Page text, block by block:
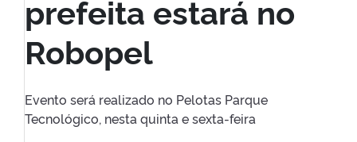
prefeita estará no
Robopel
Evento será realizado no Pelotas Parque
Tecnológico, nesta quinta e sexta-feira